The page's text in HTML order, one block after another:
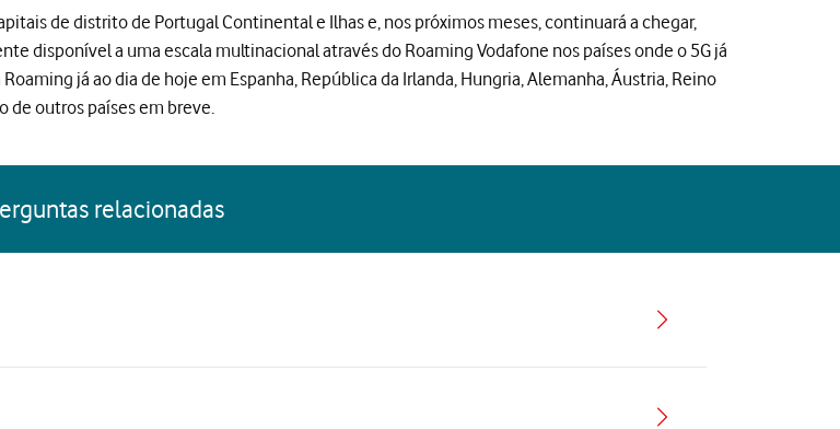
de distrito de Portugal Continental e Ilhas e, nos próximos meses, continuará a chegar,
disponível a uma escala multinacional através do Roaming Vodafone nos países onde o 5G já
já ao dia de hoje em Espanha, República da Irlanda, Hungria, Alemanha, Áustria, Reino
de outros países em breve.
relacionadas